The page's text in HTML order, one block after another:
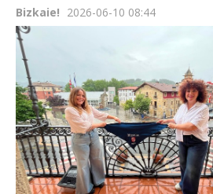
Bizkaie! 2026-06-10 08:44